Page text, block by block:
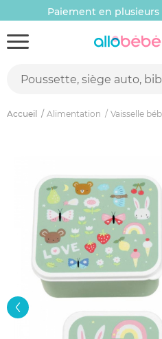
Paiement en plusieurs
Accueil Alimentation Vaisselle